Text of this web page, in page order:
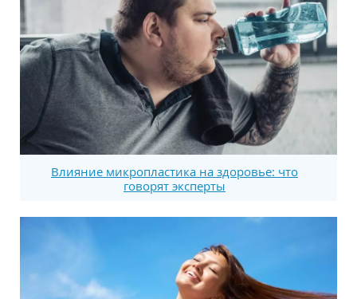
Влияние микропластика на здоровье: что
говорят эксперты